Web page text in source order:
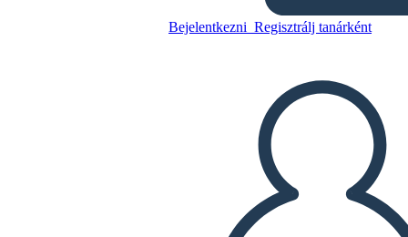
Bejelentkezni Regisztrálj tanárként
KÉSZÍTSEN EGY STORYBOARDOT
DIAVETÍTÉS LEJÁTSZÁSA
OLVASS NEKEM